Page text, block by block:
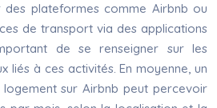
des plateformes comme Airbnb ou
de transport via des applications
de se renseigner sur les
liés à ces activités. En moyenne, un
sur Airbnb peut percevoir